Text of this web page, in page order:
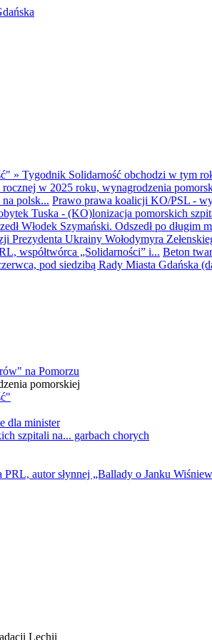
» Tygodnik Solidarność obchodzi w tym
w 2025 roku, wynagrodzenia
polsk... Prawo prawa koalicji KO/PSL -
Tuska - (KO)lonizacja pomorskich
Włodek Szymański. Odszedł po długim
Prezydenta Ukrainy Wołodymyra
współtwórca „Solidarności” i... Beton
pod siedzibą Rady Miasta Gdańska
na Pomorzu
pomorskiej
dla minister
szpitali na... garbach chorych
autor słynnej „Ballady o Janku
Lechii